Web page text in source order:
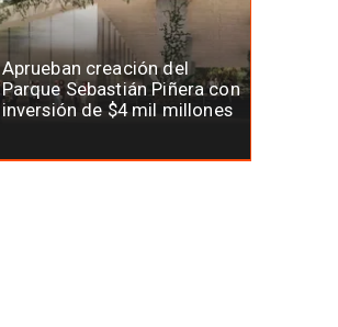
Aprueban creación del
Parque Sebastián Piñera con
inversión de $4 mil millones